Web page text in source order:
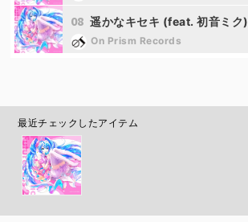
08 遥かなキセキ (feat. 初音ミク)
On Prism Records
最近チェックしたアイテム